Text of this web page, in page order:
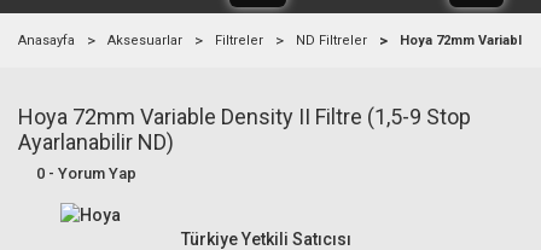
Canon R6 Mark IIIBundle Setler
Alışverişe
Anasayfa Aksesuarlar Filtreler ND Filtreler Hoya 72mm Variable
Hoya 72mm Variable Density II Filtre (1,5-9 Stop
Ayarlanabilir ND)
0 - Yorum Yap
Türkiye Yetkili Satıcısı